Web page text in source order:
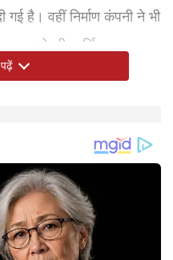
है। वहीं निर्माण कंपनी ने भी
रुपये की आर्थिक सहायता
विभाग पात्र परिवारों को
को कई सरकारी कल्याणकारी
राष्ट्रीय पारिवारिक
योजनाएं आदि शामिल हैं।
पाल की दो बेटियों को
दोनों बच्चियों को 18
पढ़ें